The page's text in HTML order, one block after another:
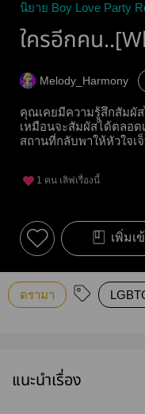
นิยาย Boy Love Party
ใครอีกคน
Melody_Harmony
คุณเคยมีความรู้สึกสัมผัส
เหมือนจะสัมผัสได้ตลอด
สถานที่กลับพาให้หัวใจเ
1 คน เลิฟเรื่องนี้
เพิ่มเ
ดรามา
แนะนำเรื่อง